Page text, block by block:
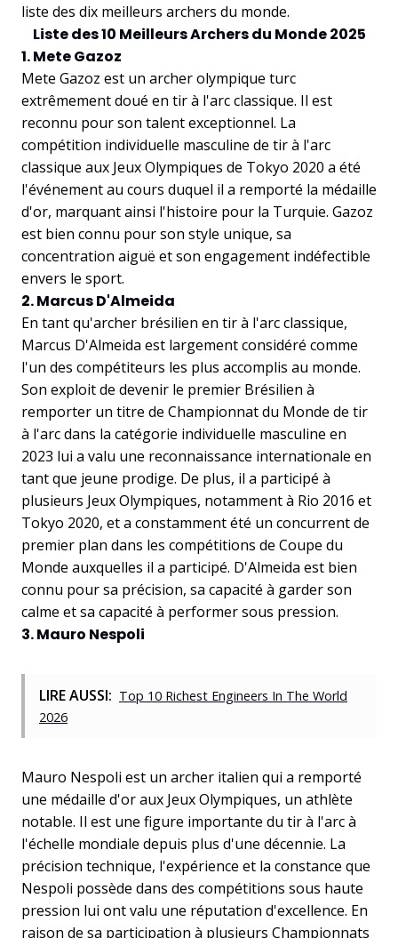
liste des dix meilleurs archers du monde.
Liste des 10 Meilleurs Archers du Monde 2025
1. Mete Gazoz
Mete Gazoz est un archer olympique turc
extrêmement doué en tir à l'arc classique. Il est
reconnu pour son talent exceptionnel. La
compétition individuelle masculine de tir à l'arc
classique aux Jeux Olympiques de Tokyo 2020 a été
l'événement au cours duquel il a remporté la médaille
d'or, marquant ainsi l'histoire pour la Turquie. Gazoz
est bien connu pour son style unique, sa
concentration aiguë et son engagement indéfectible
envers le sport.
2. Marcus D'Almeida
En tant qu'archer brésilien en tir à l'arc classique,
Marcus D'Almeida est largement considéré comme
l'un des compétiteurs les plus accomplis au monde.
Son exploit de devenir le premier Brésilien à
remporter un titre de Championnat du Monde de tir
à l'arc dans la catégorie individuelle masculine en
2023 lui a valu une reconnaissance internationale en
tant que jeune prodige. De plus, il a participé à
plusieurs Jeux Olympiques, notamment à Rio 2016 et
Tokyo 2020, et a constamment été un concurrent de
premier plan dans les compétitions de Coupe du
Monde auxquelles il a participé. D'Almeida est bien
connu pour sa précision, sa capacité à garder son
calme et sa capacité à performer sous pression.
3. Mauro Nespoli
LIRE AUSSI: Top 10 Richest Engineers In The World
2026
Mauro Nespoli est un archer italien qui a remporté
une médaille d'or aux Jeux Olympiques, un athlète
notable. Il est une figure importante du tir à l'arc à
l'échelle mondiale depuis plus d'une décennie. La
précision technique, l'expérience et la constance que
Nespoli possède dans des compétitions sous haute
pression lui ont valu une réputation d'excellence. En
raison de sa participation à plusieurs Championnats